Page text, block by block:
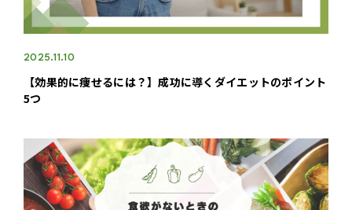
2025.11.10
【効果的に痩せるには？】成功に導くダイエットのポイント
5つ